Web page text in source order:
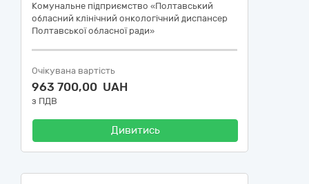
Комунальне підприємство «Полтавський
обласний клінічний онкологічний диспансер
Полтавської обласної ради»
Очікувана вартість
963 700,00 UAH
з ПДВ
Дивитись